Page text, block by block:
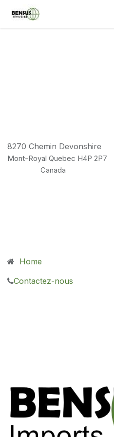
Se rendre au contenu
8270 Chemin Devonshire
Mont-Royal Quebec H4P 2P7
Canada
Home
Contactez-nous